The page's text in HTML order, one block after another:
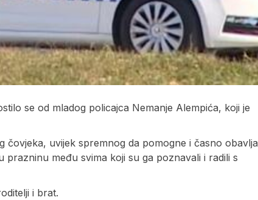
se od mladog policajca Nemanje Alempića, koji je
čovjeka, uvijek spremnog da pomogne i časno obavlja
među svima koji su ga poznavali i radili s
i brat.